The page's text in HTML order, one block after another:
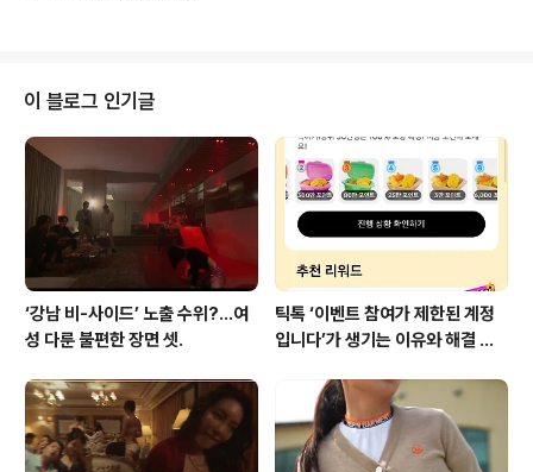
에서는 와이파이가 쉽게 잡힌다. 그 중 서울 버스와 KTX
그리고 추가로 스타벅스 내 와이파이 연결하는 방법을 간
단히 정리하자. 특히 일반 버전과 보안 버전의 차이와 활용
은 꼭 알아두자. 1 버스. (지역별로 다르니 확인. 여기서는
서울만 설명) 서울 시내를 돌아다니는 버스는 대부분 와이
파이..
이 블로그 인기글
‘강남 비-사이드’ 노출 수위?…여
성 다룬 불편한 장면 셋.
틱톡 ‘이벤트 참여가 제한된 계정
입니다’가 생기는 이유와 해결 방